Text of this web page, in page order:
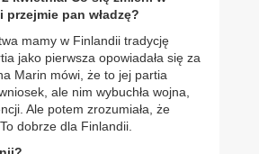
pan władzę?
mamy w Finlandii tradycję
jako pierwsza opowiadała się za
Marin mówi, że to jej partia
ale nim wybuchła wojna,
Ale potem zrozumiała, że
dobrze dla Finlandii.